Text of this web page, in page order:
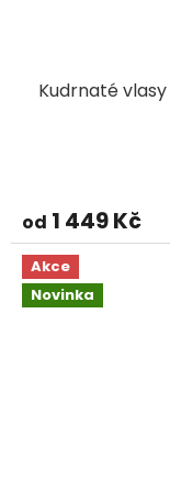
Kudrnaté
od 1 449 Kč
Akce
Novinka